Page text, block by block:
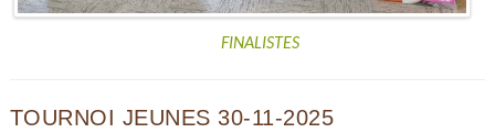
FINALISTES
TOURNOI JEUNES 30-11-2025